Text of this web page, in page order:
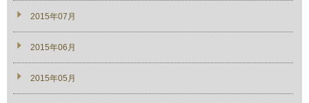
2015年07月
2015年06月
2015年05月